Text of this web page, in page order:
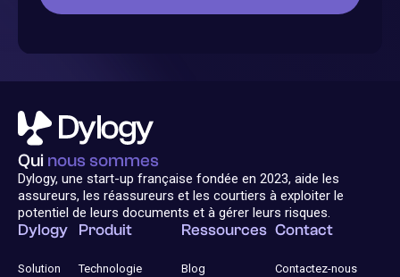
Dylogy
Solution
Produit
Technologie
Ressources
Blog
Contact
Contactez-nous
Qui nous sommes
Dylogy, une start-up française fondée en 2023, aide les
assureurs, les réassureurs et les courtiers à exploiter le
potentiel de leurs documents et à gérer leurs risques.